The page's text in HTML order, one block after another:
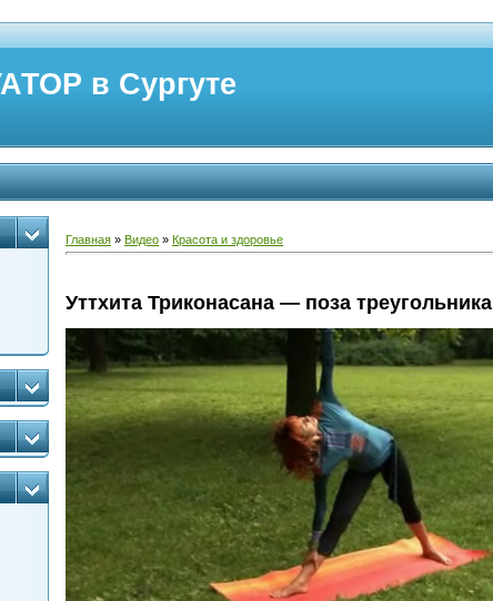
в Сургуте
Главная » Видео » Красота и здоровье
Уттхита Триконасана — поза треугольника